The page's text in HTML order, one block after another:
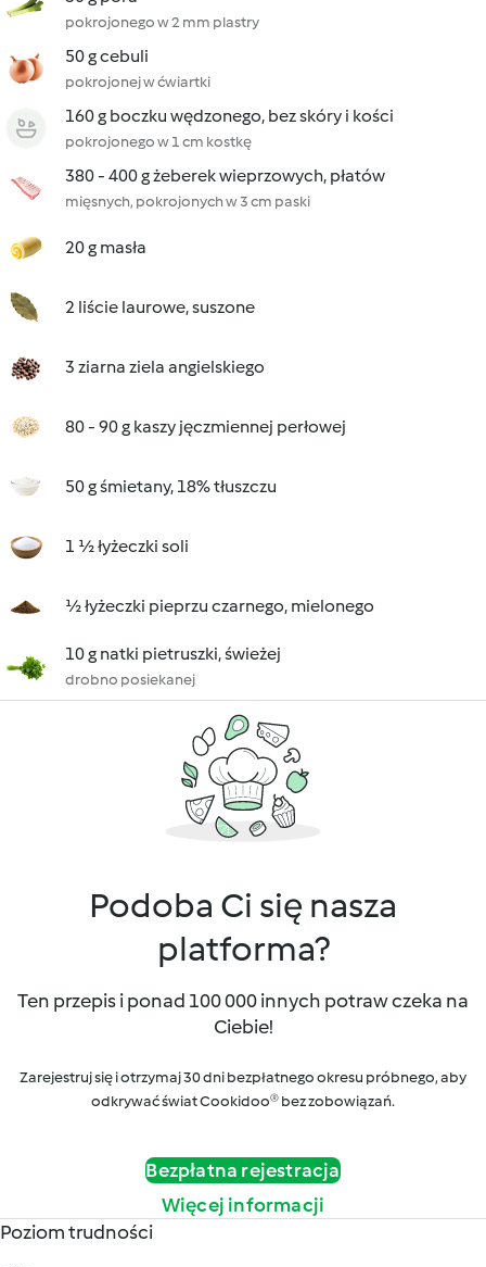
pokrojonego w 2 mm plastry
50 g cebuli
pokrojonej w ćwiartki
160 g boczku wędzonego, bez skóry i kości
pokrojonego w 1 cm kostkę
380 - 400 g żeberek wieprzowych, płatów
mięsnych, pokrojonych w 3 cm paski
20 g masła
2 liście laurowe, suszone
3 ziarna ziela angielskiego
80 - 90 g kaszy jęczmiennej perłowej
50 g śmietany, 18% tłuszczu
1 ½ łyżeczki soli
½ łyżeczki pieprzu czarnego, mielonego
10 g natki pietruszki, świeżej
drobno posiekanej
Podoba Ci się nasza
platforma?
Ten przepis i ponad 100 000 innych potraw czeka na
Ciebie!
Zarejestruj się i otrzymaj 30 dni bezpłatnego okresu próbnego, aby
odkrywać świat Cookidoo® bez zobowiązań.
Bezpłatna rejestracja
Więcej informacji
Poziom trudności